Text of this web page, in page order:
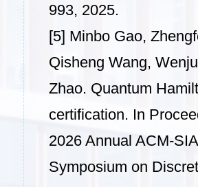
993, 2025.
[5] Minbo Gao,
Qisheng Wang,
Zhao. Quantum
certification. In
2026 Annual ACM-
Symposium on